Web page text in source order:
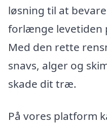
løsning til at
forlænge levetiden
Med den rette
snavs, alger og
skade dit træ.
På vores platform